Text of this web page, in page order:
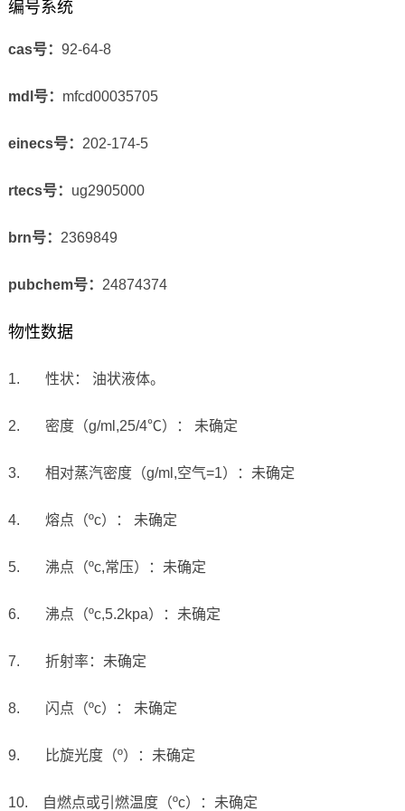
编号系统
cas号： 92-64-8
mdl号： mfcd00035705
einecs号： 202-174-5
rtecs号： ug2905000
brn号： 2369849
pubchem号： 24874374
物性数据
1. 性状： 油状液体。
2. 密度（g/ml,25/4℃）： 未确定
3. 相对蒸汽密度（g/ml,空气=1）：未确定
4. 熔点（ºc）： 未确定
5. 沸点（ºc,常压）：未确定
6. 沸点（ºc,5.2kpa）：未确定
7. 折射率：未确定
8. 闪点（ºc）： 未确定
9. 比旋光度（º）：未确定
10. 自燃点或引燃温度（ºc）：未确定